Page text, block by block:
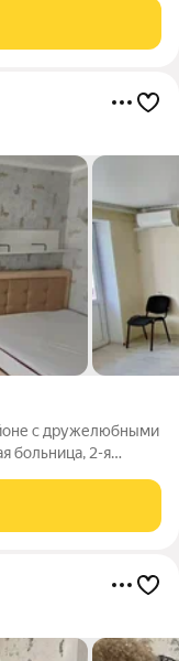
в микрорайоне
с дружелюбными
больница, 2-я